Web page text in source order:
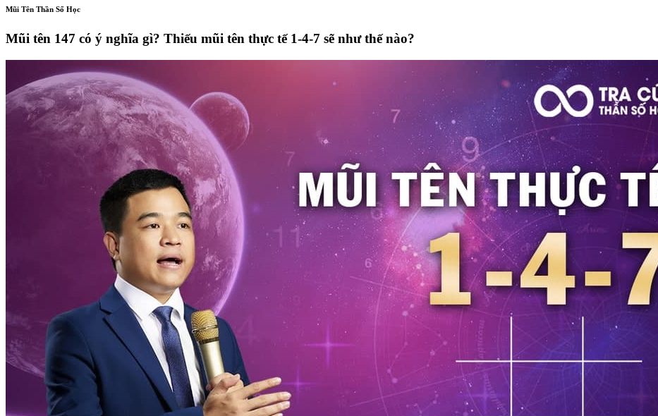
Mũi Tên Thần Số Học
Mũi tên 147 có ý nghĩa gì? Thiếu mũi tên thực tế 1-4-7 sẽ như thế nào?